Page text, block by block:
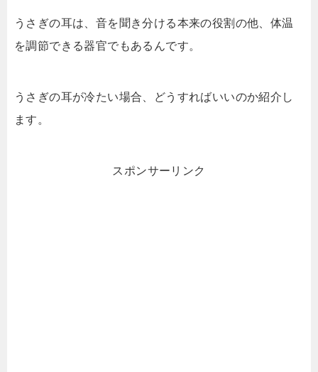
うさぎの耳は、音を聞き分ける本来の役割の他、体温
を調節できる器官でもあるんです。
うさぎの耳が冷たい場合、どうすればいいのか紹介し
ます。
スポンサーリンク